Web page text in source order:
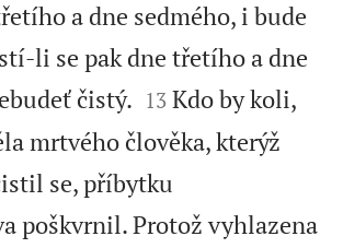
a dne sedmého, i bude
li se pak dne třetího a dne
čistý. 

13 Kdo by koli,
mrtvého člověka, kterýž
se, příbytku
poškvrnil. Protož vyhlazena